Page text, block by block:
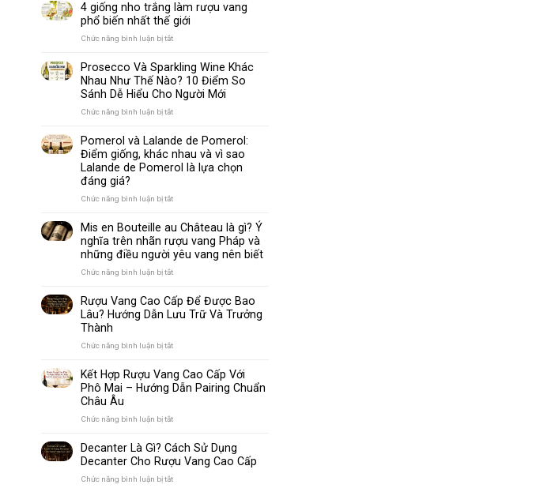
4 giống nho trắng làm rượu vang
phổ biến nhất thế giới
Chức năng bình luận bị tắtở
giống
nho
trắng
làm
biến
nhất
thế
Prosecco Và Sparkling Wine Khác
Nhau Như Thế Nào? 10 Điểm So
Sánh Dễ Hiểu Cho Người Mới
Chức năng bình luận bị tắtở
Và
Sparkling
Wine
Khác
10
Điểm
So
Dễ
Cho
Người
Pomerol và Lalande de Pomerol:
Điểm giống, khác nhau và vì sao
Lalande de Pomerol là lựa chọn
đáng giá?
Chức năng bình luận bị tắtở
Lalande
de
Pomerol:
nhau
và
Pomerol
là
đáng
Mis en Bouteille au Château là gì? Ý
nghĩa trên nhãn rượu vang Pháp và
những điều người yêu vang nên biết
Chức năng bình luận bị tắtở
en
Bouteille
au
nghĩa
trên
và
những
người
Rượu Vang Cao Cấp Để Được Bao
Lâu? Hướng Dẫn Lưu Trữ Và Trưởng
Thành
Chức năng bình luận bị tắtở
Vang
Cao
Cấp
Hướng
Dẫn
Kết Hợp Rượu Vang Cao Cấp Với
Phô Mai – Hướng Dẫn Pairing Chuẩn
Châu Âu
Chức năng bình luận bị tắtở
Hợp
Rượu
Vang
Cao
Decanter Là Gì? Cách Sử Dụng
Decanter Cho Rượu Vang Cao Cấp
Chức năng bình luận bị tắtở